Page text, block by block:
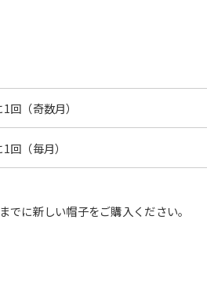
回（奇数月）
回（毎月）
に新しい帽子をご購入ください。
Automatic translation start